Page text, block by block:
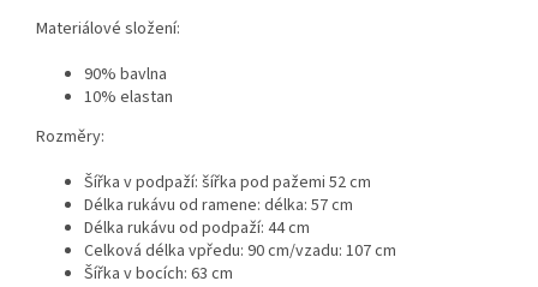
Materiálové složení:
90% bavlna
10% elastan
Rozměry:
Šířka v podpaží: šířka pod pažemi 52 cm
Délka rukávu od ramene: délka: 57 cm
Délka rukávu od podpaží: 44 cm
Celková délka vpředu: 90 cm/vzadu: 107 cm
Šířka v bocích: 63 cm